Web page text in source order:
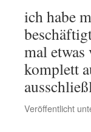
ich habe
mal
komplett
Veröffentlicht